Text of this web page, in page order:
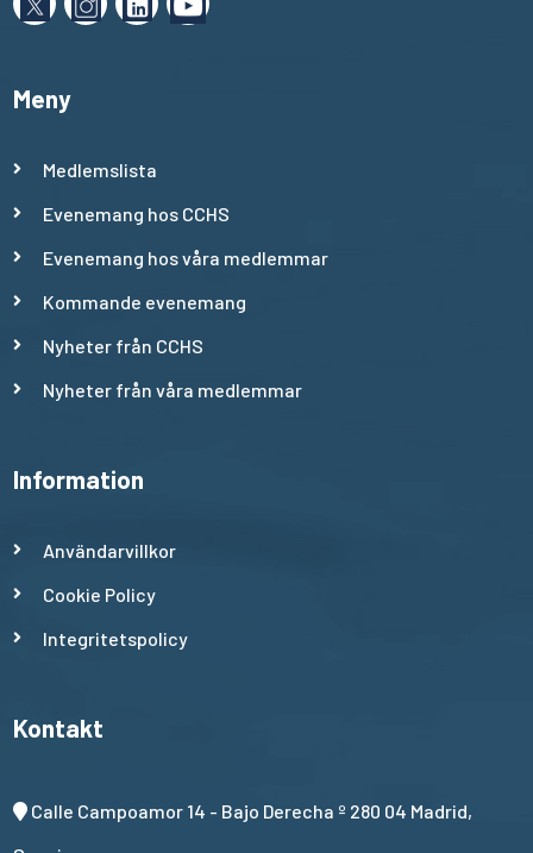
Meny
Medlemslista
Evenemang hos CCHS
Evenemang hos våra medlemmar
Kommande evenemang
Nyheter från CCHS
Nyheter från våra medlemmar
Information
Användarvillkor
Cookie Policy
Integritetspolicy
Kontakt
Calle Campoamor 14 - Bajo Derecha º 280 04 Madrid,